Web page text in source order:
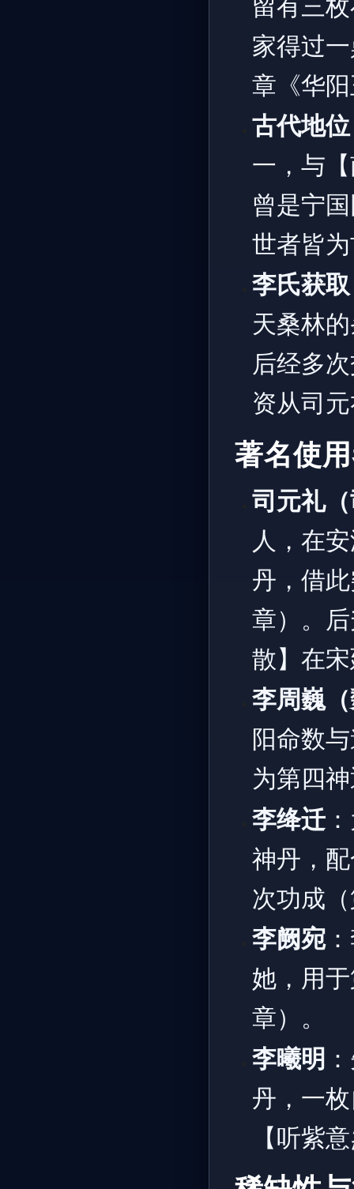
家得过
章《华
古代地位
一，与
曾是宁
世者皆
李氏获取
天桑林
后经多
资从司
著名使
司元礼
人，在
丹，借
章）。
散】在
李周巍
阳命数
为第四
李绛迁
神丹，
次功成
李阙宛
她，用
章）。
李曦明
丹，一
【听紫